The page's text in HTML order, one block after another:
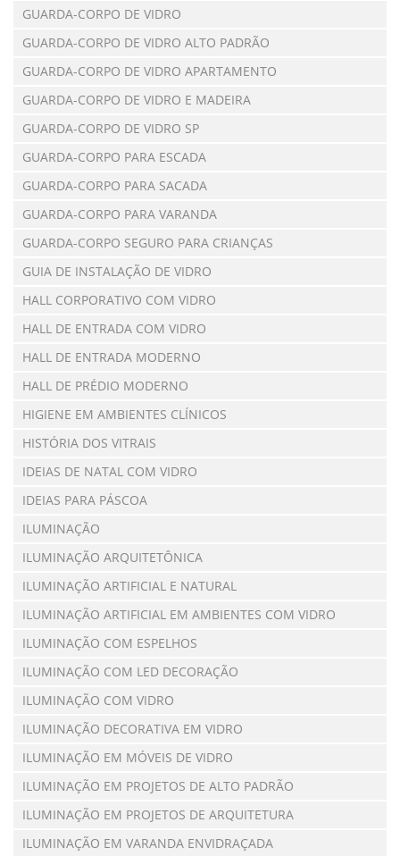
GUARDA-CORPO DE VIDRO
GUARDA-CORPO DE VIDRO ALTO PADRÃO
GUARDA-CORPO DE VIDRO APARTAMENTO
GUARDA-CORPO DE VIDRO E MADEIRA
GUARDA-CORPO DE VIDRO SP
GUARDA-CORPO PARA ESCADA
GUARDA-CORPO PARA SACADA
GUARDA-CORPO PARA VARANDA
GUARDA-CORPO SEGURO PARA CRIANÇAS
GUIA DE INSTALAÇÃO DE VIDRO
HALL CORPORATIVO COM VIDRO
HALL DE ENTRADA COM VIDRO
HALL DE ENTRADA MODERNO
HALL DE PRÉDIO MODERNO
HIGIENE EM AMBIENTES CLÍNICOS
HISTÓRIA DOS VITRAIS
IDEIAS DE NATAL COM VIDRO
IDEIAS PARA PÁSCOA
ILUMINAÇÃO
ILUMINAÇÃO ARQUITETÔNICA
ILUMINAÇÃO ARTIFICIAL E NATURAL
ILUMINAÇÃO ARTIFICIAL EM AMBIENTES COM VIDRO
ILUMINAÇÃO COM ESPELHOS
ILUMINAÇÃO COM LED DECORAÇÃO
ILUMINAÇÃO COM VIDRO
ILUMINAÇÃO DECORATIVA EM VIDRO
ILUMINAÇÃO EM MÓVEIS DE VIDRO
ILUMINAÇÃO EM PROJETOS DE ALTO PADRÃO
ILUMINAÇÃO EM PROJETOS DE ARQUITETURA
ILUMINAÇÃO EM VARANDA ENVIDRAÇADA